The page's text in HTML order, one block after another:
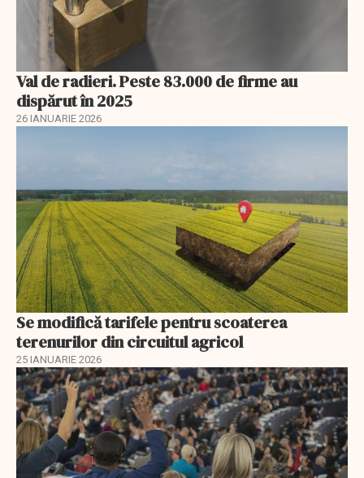
Val de radieri. Peste 83.000 de firme au
dispărut în 2025
26 IANUARIE 2026
Se modifică tarifele pentru scoaterea
terenurilor din circuitul agricol
25 IANUARIE 2026